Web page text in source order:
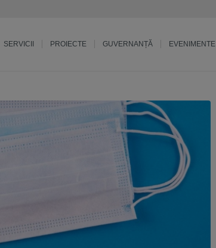
SERVICII PROIECTE GUVERNANȚĂ EVENIMENTE